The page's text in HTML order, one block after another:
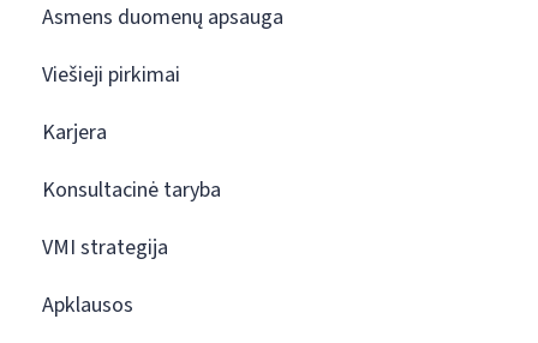
Asmens duomenų apsauga
Viešieji pirkimai
Karjera
Konsultacinė taryba
VMI strategija
Apklausos